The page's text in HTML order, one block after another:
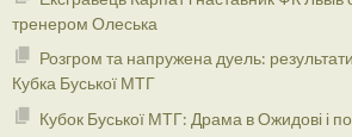
тренером Олеська
Розгром та напружена дуель:
Кубка Буської МТГ
Кубок Буської МТГ: Драма в Ожидові і